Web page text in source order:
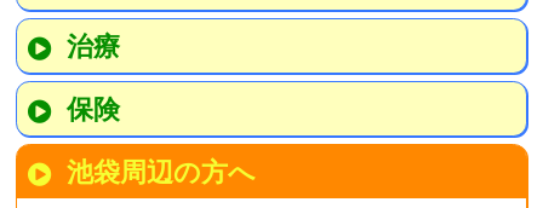
治療
保険
池袋周辺の方へ